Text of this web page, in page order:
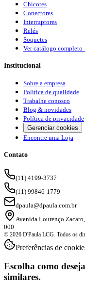
Chicotes
Conectores
Interruptores
Relés
Soquetes
Ver catálogo
Institucional
Sobre a empresa
Política de qualidade
Trabalhe conosco
Blog & novidades
Política de privacidade
Gerenciar cookies
Encontre uma Loja
Contato
(11) 4199-3737
(11) 99846-1779
dpaula@dpaula.com.br
Avenida Lourenço
000
© 2026 D'Paula LCG. Todos os
Preferências de
Escolha como
similares.